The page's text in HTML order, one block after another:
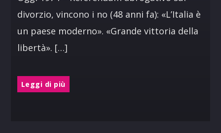
divorzio, vincono i no (48 anni fa): «L’Italia è
un paese moderno». «Grande vittoria della
libertà». […]
Leggi di più